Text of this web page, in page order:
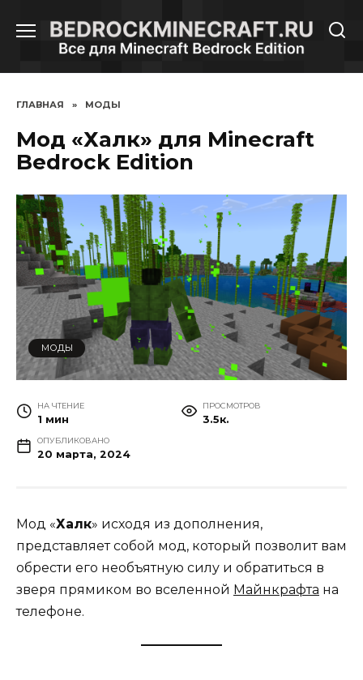
содержанию
ГЛАВНАЯ » МОДЫ
Мод «Халк» для Minecraft
Bedrock Edition
МОДЫ
НА ЧТЕНИЕ
1 мин
ПРОСМОТРОВ
3.5к.
ОПУБЛИКОВАНО
20 марта, 2024
Мод «Халк» исходя из дополнения,
представляет собой мод, который позволит вам
обрести его необъятную силу и обратиться в
зверя прямиком во вселенной Майнкрафта на
телефоне.